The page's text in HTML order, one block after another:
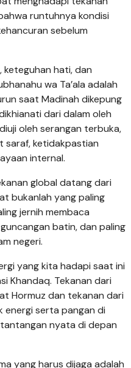
runtuhnya kondisi
sebelum
keteguhan hati, dan
wa Ta’ala adalah
saat Madinah dikepung
dari dalam oleh
oleh serangan terbuka,
saraf, ketidakpastian
internal.
global datang dari
bukanlah yang paling
jernih membaca
batin, dan paling
negeri.
yang kita hadapi saat ini
Khandaq. Tekanan dari
Hormuz dan tekanan dari
serta pangan di
nyata di depan
yang harus dijaga adalah